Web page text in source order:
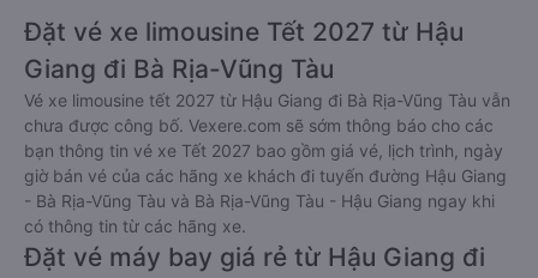
Đặt vé xe limousine Tết 2027 từ Hậu
Giang đi Bà Rịa-Vũng Tàu
Vé xe limousine tết 2027 từ Hậu Giang đi Bà Rịa-Vũng Tàu vẫn
chưa được công bố. Vexere.com sẽ sớm thông báo cho các
bạn thông tin vé xe Tết 2027 bao gồm giá vé, lịch trình, ngày
giờ bán vé của các hãng xe khách đi tuyến đường Hậu Giang
- Bà Rịa-Vũng Tàu và Bà Rịa-Vũng Tàu - Hậu Giang ngay khi
có thông tin từ các hãng xe.
Đặt vé máy bay giá rẻ từ Hậu Giang đi